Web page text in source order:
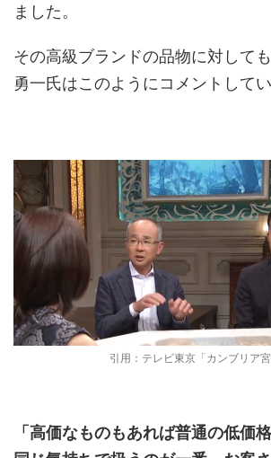
ました。
その高級ブランドの品物に対して
勇一氏はこのようにコメントしてい
引用：テレビ東京「カンブリア宮
「高価なものもあれば普通の低価